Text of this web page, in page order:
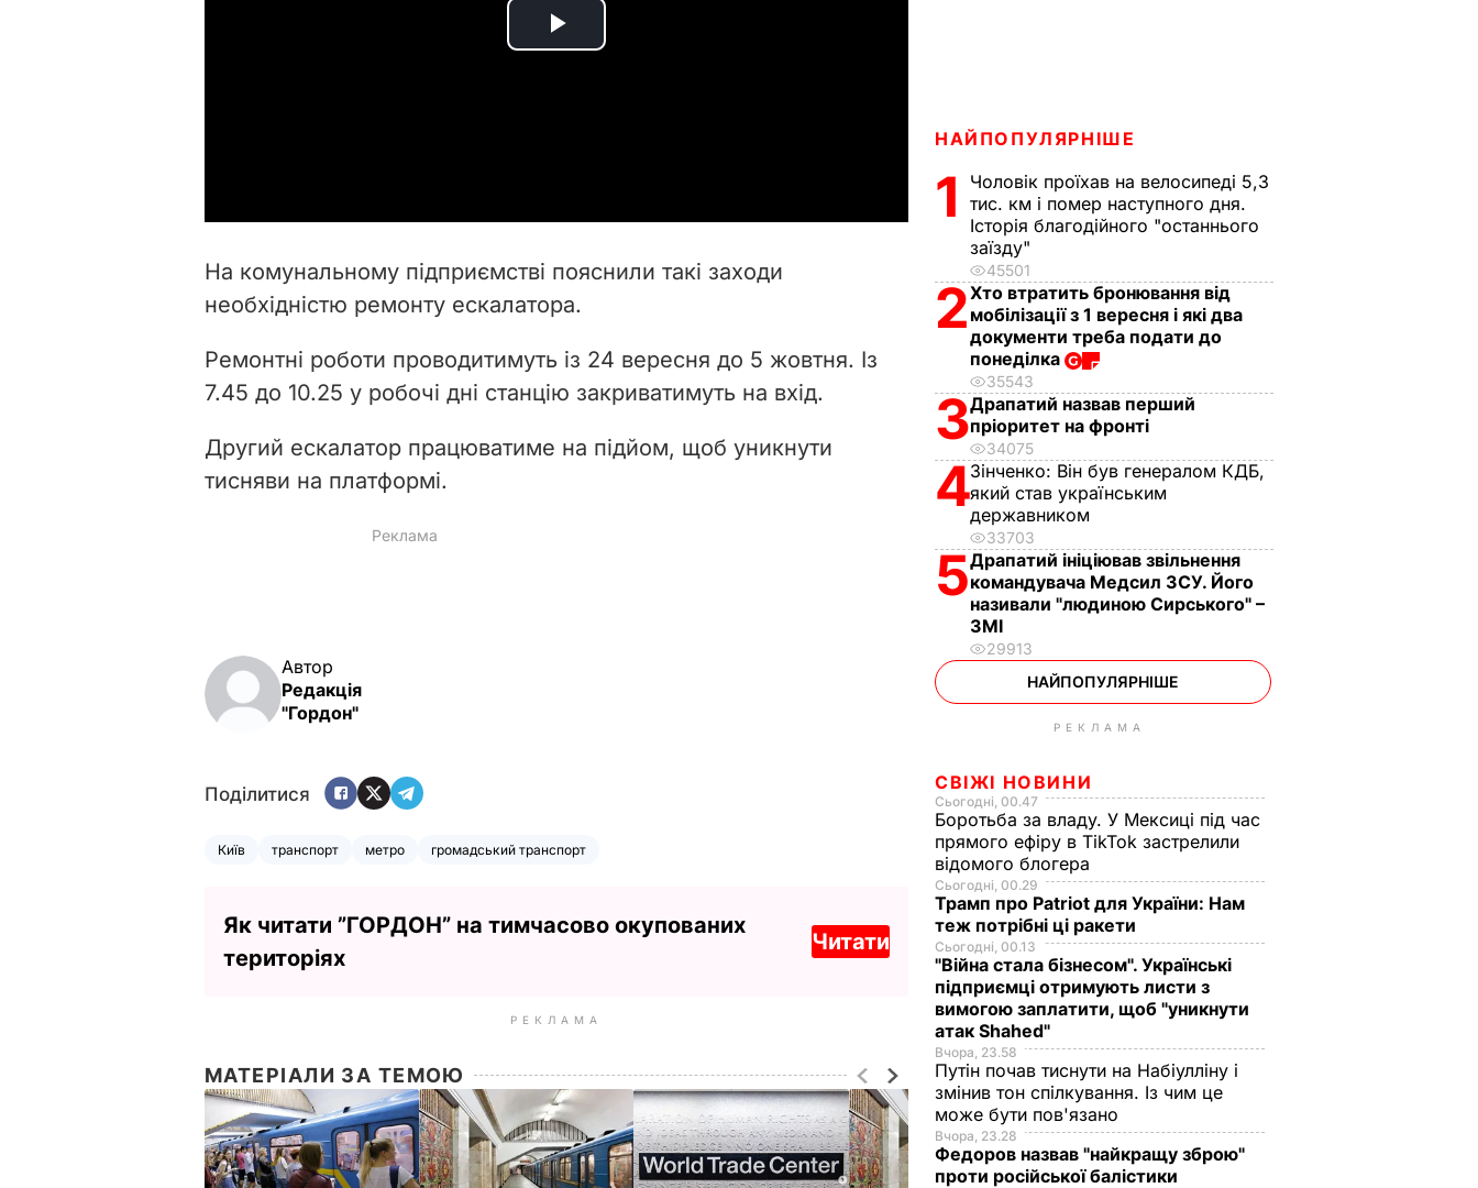
P
i
d
e
o
На комунальному підприємстві пояснили такі заходи
необхідністю ремонту ескалатора.
Ремонтні роботи проводитимуть із 24 вересня до 5 жовтня. Із
7.45 до 10.25 у робочі дні станцію закриватимуть на вхід.
Другий ескалатор працюватиме на підйом, щоб уникнути
тисняви на платформі.
Автор
Редакція
"Гордон"
Поділитися
Київ транспорт метро громадський транспорт
Як читати ”ГОРДОН” на тимчасово окупованих
територіях
Читати
РЕКЛАМА
МАТЕРІАЛИ ЗА ТЕМОЮ
НАЙПОПУЛЯРНІШЕ
1
Чоловік проїхав на велосипеді 5,3
тис. км і помер наступного дня.
Історія благодійного "останнього
заїзду"
45501
2Хто втратить бронювання від
мобілізації з 1 вересня і які два
документи треба подати до
понеділка
35543
3Драпатий назвав перший
пріоритет на фронті
34075
4Зінченко: Він був генералом КДБ,
який став українським
державником
33703
5Драпатий ініціював звільнення
командувача Медсил ЗСУ. Його
називали "людиною Сирського" –
ЗМІ
29913
НАЙПОПУЛЯРНІШЕ
РЕКЛАМА
СВІЖІ НОВИНИ
Сьогодні, 00.47
Боротьба за владу. У Мексиці під час
прямого ефіру в TikTok застрелили
відомого блогера
Сьогодні, 00.29
Трамп про Patriot для України: Нам
теж потрібні ці ракети
Сьогодні, 00.13
"Війна стала бізнесом". Українські
підприємці отримують листи з
вимогою заплатити, щоб "уникнути
атак Shahed"
Вчора, 23.58
Путін почав тиснути на Набіулліну і
змінив тон спілкування. Із чим це
може бути пов'язано
Вчора, 23.28
Федоров назвав "найкращу зброю"
проти російської балістики